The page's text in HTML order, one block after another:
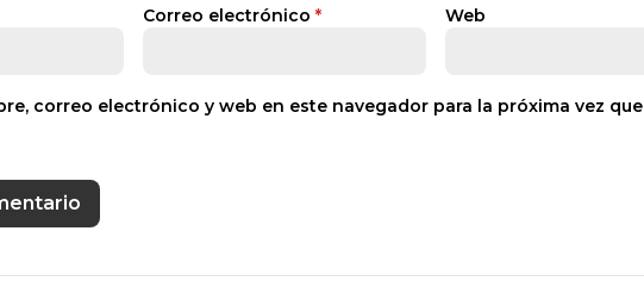
Correo electrónico * Web
correo electrónico y web en este navegador para la próxima vez que